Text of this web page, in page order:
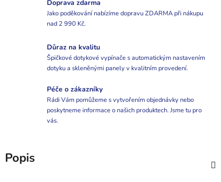
Doprava zdarma
Jako poděkování nabízíme dopravu ZDARMA při nákupu
nad 2 990 Kč.
Důraz na kvalitu
Špičkové dotykové vypínače s automatickým nastavením
dotyku a skleněnými panely v kvalitním provedení.
Péče o zákazníky
Rádi Vám pomůžeme s vytvořením objednávky nebo
poskytneme informace o našich produktech. Jsme tu pro
vás.
Popis